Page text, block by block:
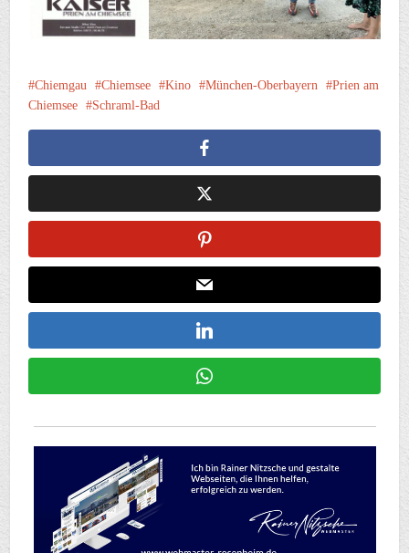
Chiemgau Chiemsee Kino München-Oberbayern
Prien am
Chiemsee
Schraml-Bad